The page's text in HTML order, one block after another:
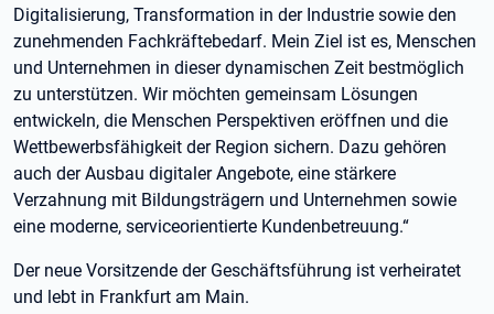
Digitalisierung, Transformation in der Industrie sowie den
zunehmenden Fachkräftebedarf. Mein Ziel ist es, Menschen
und Unternehmen in dieser dynamischen Zeit bestmöglich
zu unterstützen. Wir möchten gemeinsam Lösungen
entwickeln, die Menschen Perspektiven eröffnen und die
Wettbewerbsfähigkeit der Region sichern. Dazu gehören
auch der Ausbau digitaler Angebote, eine stärkere
Verzahnung mit Bildungsträgern und Unternehmen sowie
eine moderne, serviceorientierte Kundenbetreuung.“
Der neue Vorsitzende der Geschäftsführung ist verheiratet
und lebt in Frankfurt am Main.